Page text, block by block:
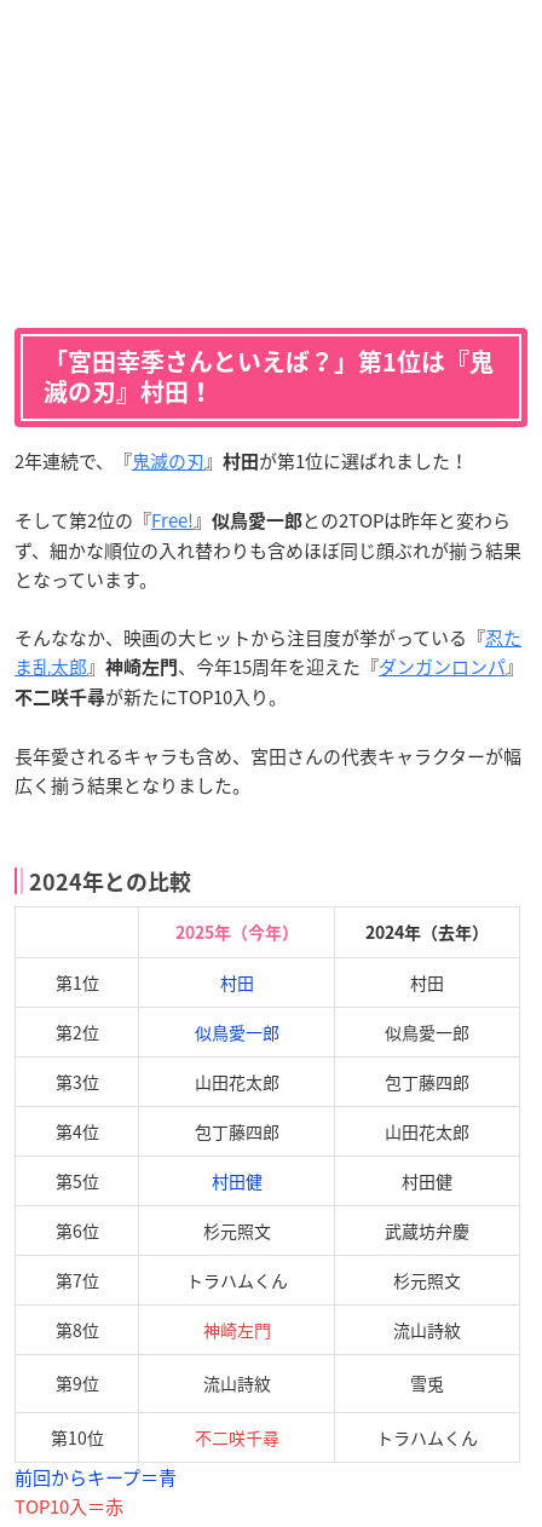
「宮田幸季さんといえば？」第1位は『鬼
滅の刃』村田！
2年連続で、『鬼滅の刃』 村田 が第1位に選ばれました！
そして第2位の『Free!』 似鳥愛一郎との2TOPは昨年と変わら
ず、細かな順位の入れ替わりも含めほぼ同じ顔ぶれが揃う結果
となっています。
そんななか、映画の大ヒットから注目度が挙がっている『忍た
ま乱太郎』 神崎左門 、今年15周年を迎えた『ダンガンロンパ』
不二咲千尋が新たにTOP10入り。
長年愛されるキャラも含め、宮田さんの代表キャラクターが幅
広く揃う結果となりました。
2024年との比較
2025年（今年） 2024年（去年）
第1位 村田 村田
第2位 似鳥愛一郎 似鳥愛一郎
第3位 山田花太郎 包丁藤四郎
第4位 包丁藤四郎 山田花太郎
第5位 村田健 村田健
第6位 杉元照文 武蔵坊弁慶
第7位 トラハムくん 杉元照文
第8位 神崎左門 流山詩紋
第9位 流山詩紋 雪兎
第10位 不二咲千尋 トラハムくん
前回からキープ＝青
TOP10入＝赤